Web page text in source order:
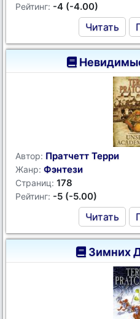
Рейтинг: -4 (-4.00)
Читать
Автор: Пратчетт Терри
Жанр: Фэнтези
Страниц: 178
Рейтинг: -5 (-5.00)
Читать
Зимних